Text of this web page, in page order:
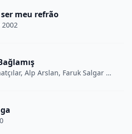
meu refrão
2002
, Alp Arslan, Faruk Salgar • 2012